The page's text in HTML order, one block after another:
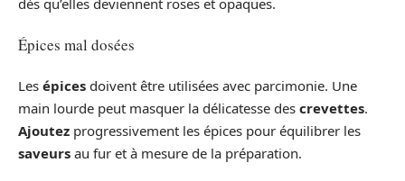
Épices mal dosées
Les épices doivent être utilisées avec parcimonie. Une
main lourde peut masquer la délicatesse des crevettes.
Ajoutez progressivement les épices pour équilibrer les
saveurs au fur et à mesure de la préparation.